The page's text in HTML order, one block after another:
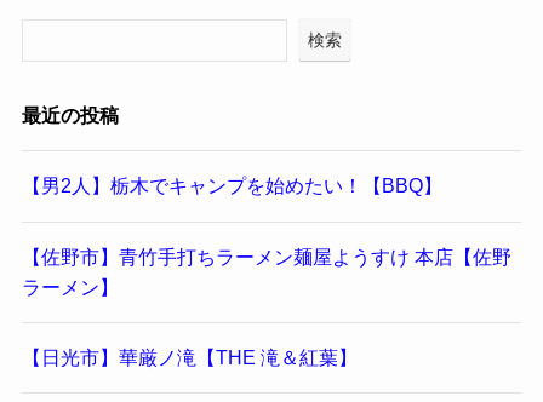
検索
最近の投稿
【男2人】栃木でキャンプを始めたい！【BBQ】
【佐野市】青竹手打ちラーメン麺屋ようすけ 本店【佐野
ラーメン】
【日光市】華厳ノ滝【THE 滝＆紅葉】